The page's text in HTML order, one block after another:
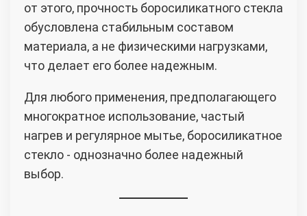
от этого, прочность боросиликатного стекла
обусловлена стабильным составом
материала, а не физическими нагрузками,
что делает его более надежным.
Для любого применения, предполагающего
многократное использование, частый
нагрев и регулярное мытье, боросиликатное
стекло - однозначно более надежный
выбор.